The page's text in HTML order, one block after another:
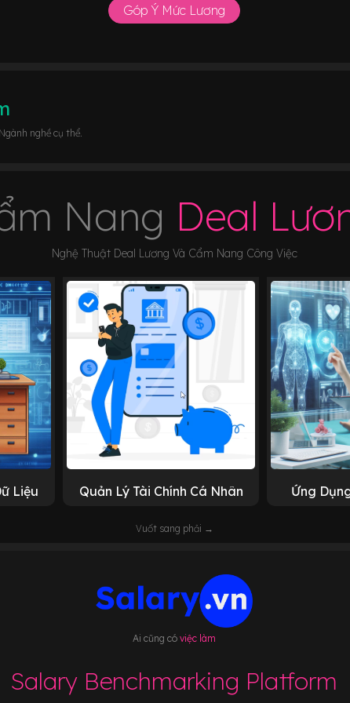
Góp Ý Mức Lương
nghề cụ thể.
Nang Deal
Nghệ Thuật Deal Lương Và Cẩm Nang Công Việc
Liệu Quản Lý Tài Chính Cá Nhân Ứng
Vuốt sang phải →
Ai cũng cóviệc làm
Salary Benchmarking Platform